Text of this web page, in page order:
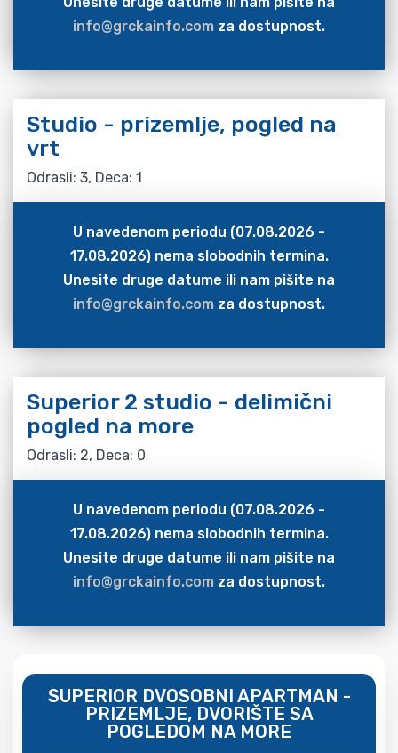
info@grckainfo.com za dostupnost.
Studio - prizemlje, pogled na
vrt
Odrasli: 3, Deca: 1
U navedenom periodu (07.08.2026 -
17.08.2026) nema slobodnih termina.
Unesite druge datume ili nam pišite na
info@grckainfo.com za dostupnost.
Superior 2 studio - delimični
pogled na more
Odrasli: 2, Deca: 0
U navedenom periodu (07.08.2026 -
17.08.2026) nema slobodnih termina.
Unesite druge datume ili nam pišite na
info@grckainfo.com za dostupnost.
SUPERIOR DVOSOBNI APARTMAN -
PRIZEMLJE, DVORIŠTE SA
POGLEDOM NA MORE